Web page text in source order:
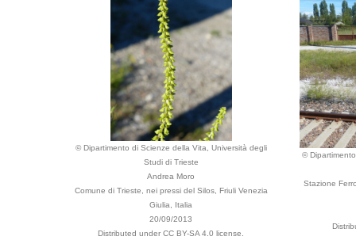
© Dipartimento di Scienze della Vita, Università degli
Studi di Trieste
Andrea Moro
Comune di Trieste, nei pressi del Silos, Friuli Venezia
Giulia, Italia
20/09/2013
Distributed under CC BY-SA 4.0 license.
©
Stazione